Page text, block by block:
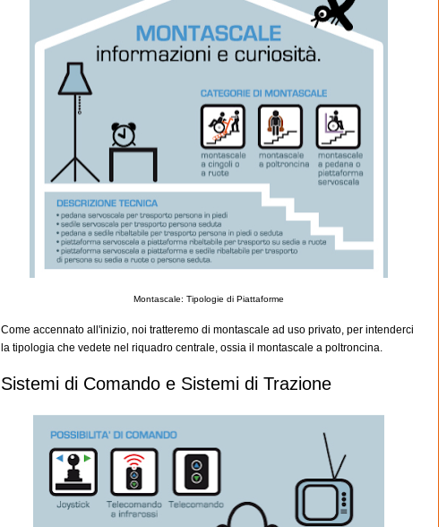
Montascale: Tipologie di Piattaforme
Come accennato all'inizio, noi tratteremo di montascale ad uso privato, per intenderci
la tipologia che vedete nel riquadro centrale, ossia il montascale a poltroncina.
Sistemi di Comando e Sistemi di Trazione